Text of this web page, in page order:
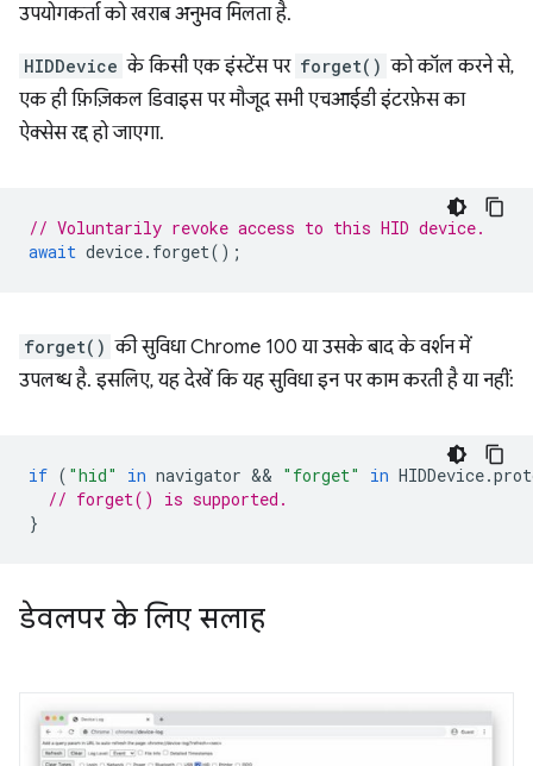
उपयोगकर्ता को खराब अनुभव मिलता है.
HIDDevice के किसी एक इंस्टेंस पर forget() को कॉल करने से,
एक ही फ़िज़िकल डिवाइस पर मौजूद सभी एचआईडी इंटरफ़ेस का
ऐक्सेस रद्द हो जाएगा.
// Voluntarily revoke access to this HID device.
await device. forget();
forget() की सुविधा Chrome 100 या उसके बाद के वर्शन में
उपलब्ध है. इसलिए, यह देखें कि यह सुविधा इन पर काम करती है या नहीं:
if ( "hid" in navigator && "forget" in HIDDevice.
// forget() is supported.
}
डेवलपर के लिए सलाह